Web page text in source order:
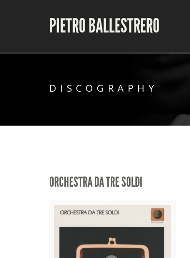
PIETRO BALLESTRERO
DISCOGRAPHY
ORCHESTRA DA TRE SOLDI